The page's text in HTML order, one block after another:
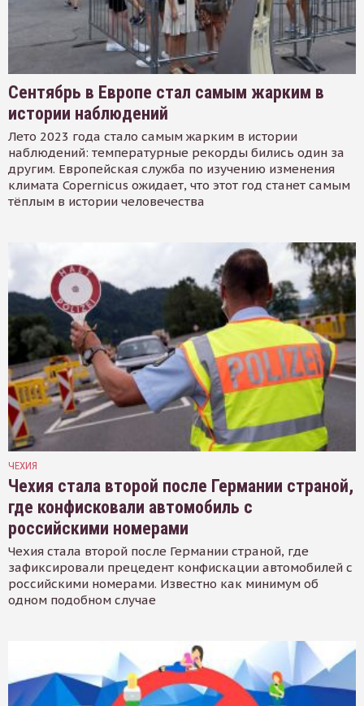
Сентябрь в Европе стал самым жарким в
истории наблюдений
Лето 2023 года стало самым жарким в истории
наблюдений: температурные рекорды бились один за
другим. Европейская служба по изучению изменения
климата Copernicus ожидает, что этот год станет самым
тёплым в истории человечества
ЧЕХИЯ
Чехия стала второй после Германии страной,
где конфисковали автомобиль с
российскими номерами
Чехия стала второй после Германии страной, где
зафиксировали прецедент конфискации автомобилей с
российскими номерами. Известно как минимум об
одном подобном случае